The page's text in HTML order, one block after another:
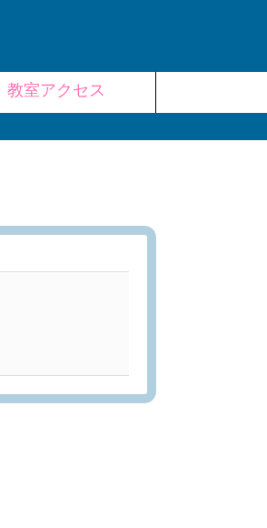
教室アクセス